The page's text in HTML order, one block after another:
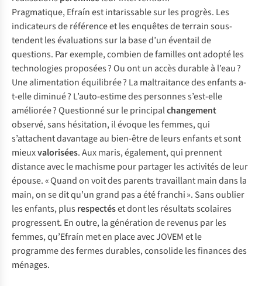
Pragmatique, Efraín est intarissable sur les progrès. Les
indicateurs de référence et les enquêtes de terrain sous-
tendent les évaluations sur la base d’un éventail de
questions. Par exemple, combien de familles ont adopté les
technologies proposées ? Ou ont un accès durable à l’eau ?
Une alimentation équilibrée ? La maltraitance des enfants a-
t-elle diminué ? L’auto-estime des personnes s’est-elle
améliorée ? Questionné sur le principalchangement
observé, sans hésitation, il évoque les femmes, qui
s’attachent davantage au bien-être de leurs enfants et sont
mieuxvalorisées. Aux maris, également, qui prennent
distance avec le machisme pour partager les activités de leur
épouse. « Quand on voit des parents travaillant main dans la
main, on se dit qu’un grand pas a été franchi ». Sans oublier
les enfants, plus respectéset dont les résultats scolaires
progressent. En outre, la génération de revenus par les
femmes, qu’Efraín met en place avec JOVEM et le
programme des fermes durables, consolide les finances des
ménages.